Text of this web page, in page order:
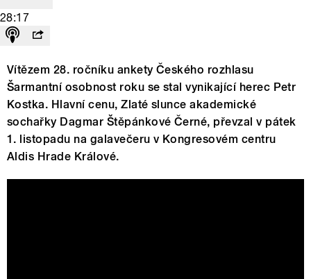
28:17
Vítězem 28. ročníku ankety Českého rozhlasu
Šarmantní osobnost roku se stal vynikající herec Petr
Kostka. Hlavní cenu, Zlaté slunce akademické
sochařky Dagmar Štěpánkové Černé, převzal v pátek
1. listopadu na galavečeru v Kongresovém centru
Aldis Hrade Králové.